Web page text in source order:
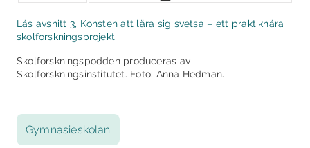
Läs avsnitt 3, Konsten att lära sig svetsa – ett praktiknära
skolforskningsprojekt
Skolforskningspodden produceras av
Skolforskningsinstitutet. Foto: Anna Hedman.
Gymnasieskolan